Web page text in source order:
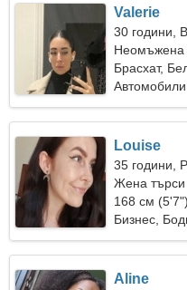
Valerie
30 години,
Неомъжена
Брасхат,
Louise
35 години,
Жена търси
168 см
Бизнес,
Aline